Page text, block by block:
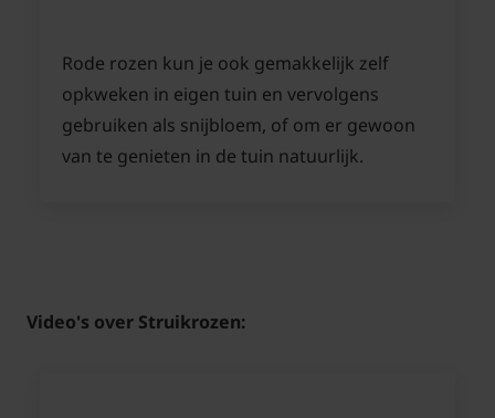
Rode rozen kun je ook gemakkelijk zelf
opkweken in eigen tuin en vervolgens
gebruiken als snijbloem, of om er gewoon
van te genieten in de tuin natuurlijk.
Video's over Struikrozen: